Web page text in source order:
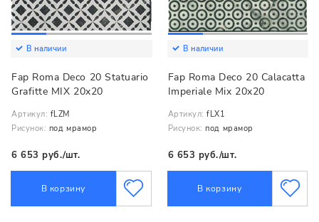
В наличии
Fap Roma Deco 20 Statuario
Grafitte МIX 20x20
Артикул: fLZM
Рисунок: под мрамор
6 653 руб./шт.
В корзину
В наличии
Fap Roma Deco 20 Calacatta
Imperiale Mix 20x20
Артикул: fLX1
Рисунок: под мрамор
6 653 руб./шт.
В корзину